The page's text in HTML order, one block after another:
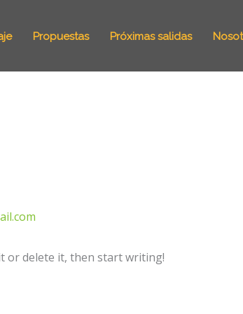
Propuestas Próximas salidas
or delete it, then start writing!